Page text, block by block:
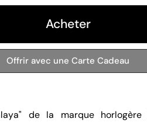
Acheter
Offrir avec une Carte Cadeau
de la marque